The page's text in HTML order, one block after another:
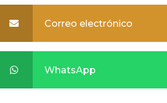
Correo electrónico
WhatsApp